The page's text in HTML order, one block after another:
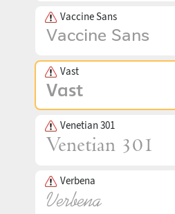
Vaccine Sans
Vast
Venetian 301
Verbena